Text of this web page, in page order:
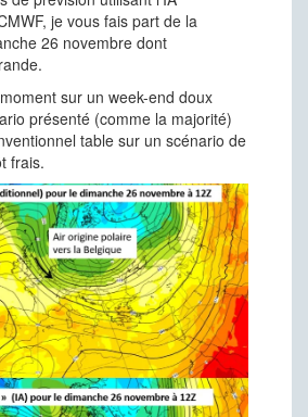
je vous fais part de la
26 novembre dont
sur un week-end doux
présenté (comme la majorité)
table sur un scénario de
frais.